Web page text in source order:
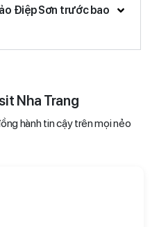
Điệp Sơn trước bao
Nha Trang
hành tin cậy trên mọi nẻo